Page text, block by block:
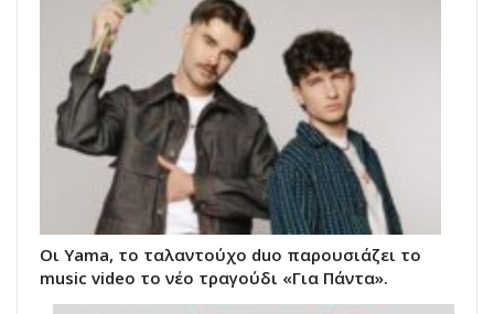
Οι Yama, το ταλαντούχο duo παρουσιάζει το
music video το νέο τραγούδι «Για Πάντα».